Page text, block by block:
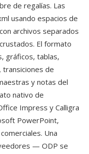
de regalías. Las
usando espacios de
archivos separados
El formato
gráficos, tablas,
de
y notas del
nativo de
Impress y Calligra
PowerPoint,
Una
— ODP se